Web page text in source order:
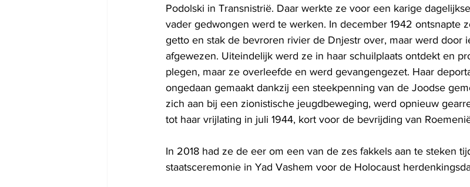
Podolski in Transnistrië. Daar werkte ze voor een karige
vader gedwongen werd te werken. In december 1942 ontsnapte
getto en stak de bevroren rivier de Dnjestr over, maar werd door
afgewezen. Uiteindelijk werd ze in haar schuilplaats ontdekt en
plegen, maar ze overleefde en werd gevangengezet. Haar
ongedaan gemaakt dankzij een steekpenning van de Joodse
zich aan bij een zionistische jeugdbeweging, werd opnieuw
tot haar vrijlating in juli 1944, kort voor de bevrijding van
In 2018 had ze de eer om een ​​van de zes fakkels aan te steken
staatsceremonie in Yad Vashem voor de Holocaust